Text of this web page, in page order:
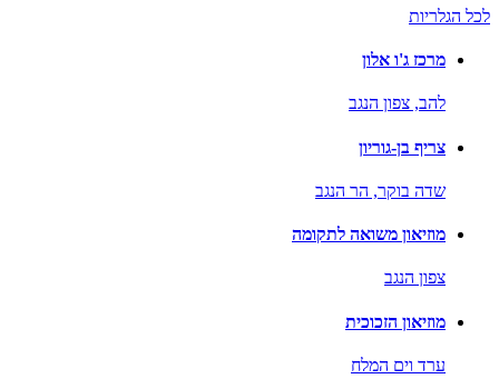
לכל הגלריות
מרכז ג'ו אלון
להב, צפון הנגב
צריף בן-גוריון
שדה בוקר, הר הנגב
מוזיאון משואה לתקומה
צפון הנגב
מוזיאון הזכוכית
ערד וים המלח